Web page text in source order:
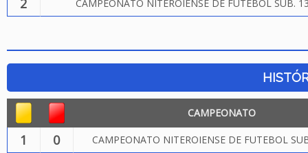
2 CAMPEONATO NITEROIENSE DE FUTEBOL SUB.
CAMPEONATO
1 0 CAMPEONATO NITEROIENSE DE FUTEBOL